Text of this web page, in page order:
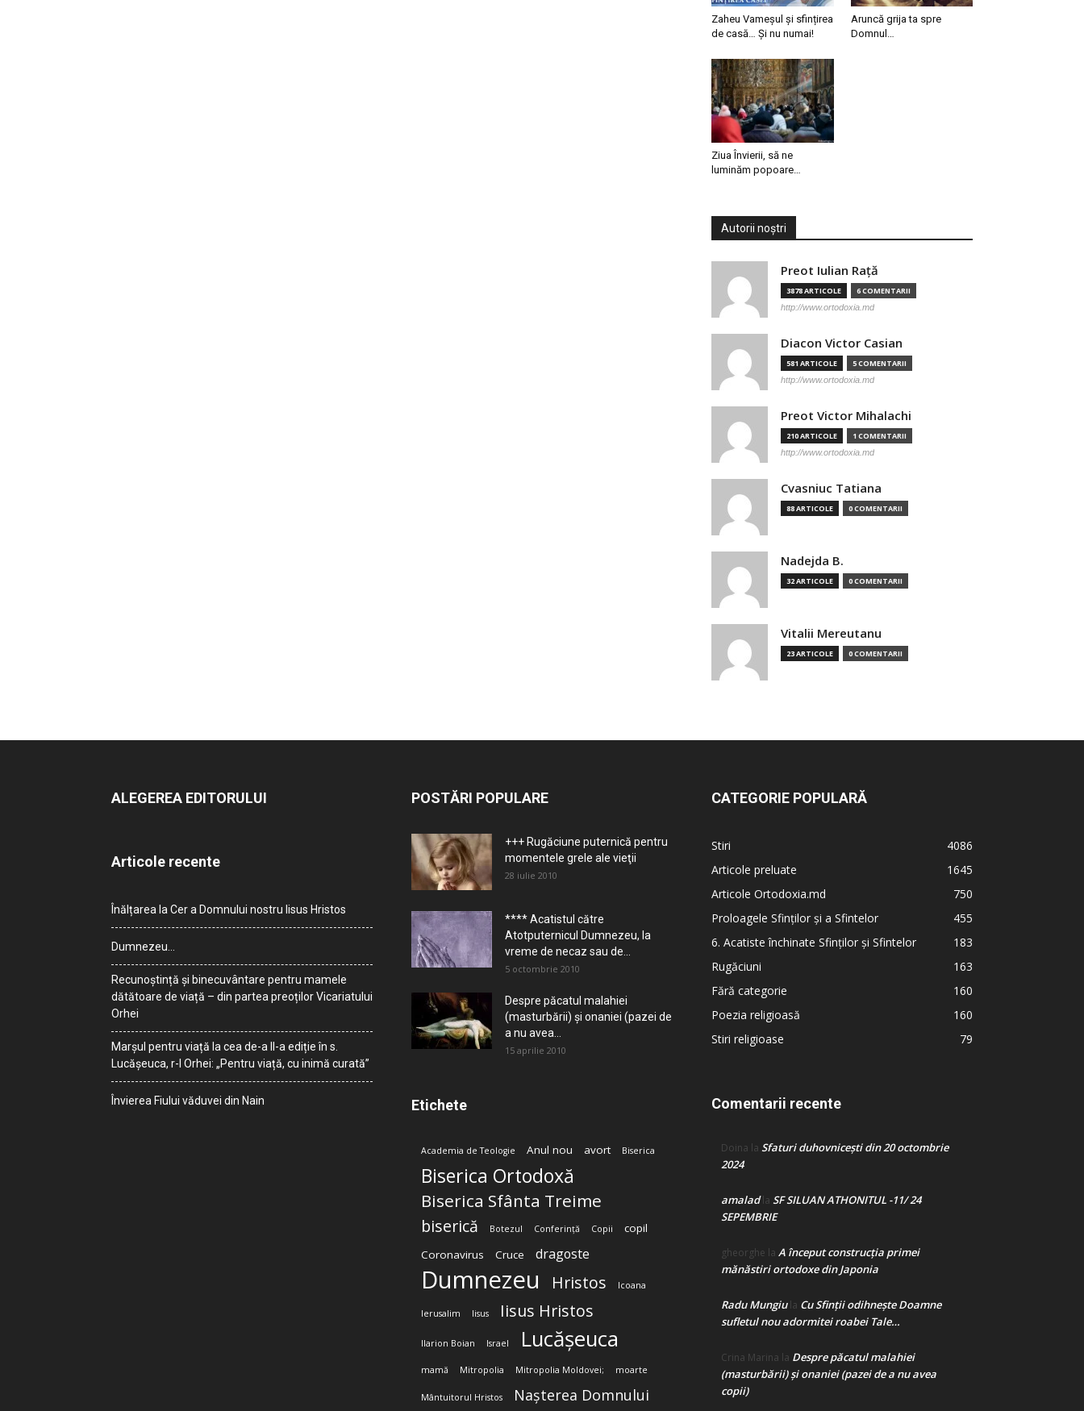
Zaheu Vameșul și sfințirea
de casă… Și nu numai!
Aruncă grija ta spre
Domnul…
Ziua Învierii, să ne
luminăm popoare…
Autorii noștri
Preot Iulian Raţă
3878 ARTICOLE 6 COMENTARII
http://www.ortodoxia.md
Diacon Victor Casian
581 ARTICOLE 5 COMENTARII
http://www.ortodoxia.md
Preot Victor Mihalachi
210 ARTICOLE 1 COMENTARII
http://www.ortodoxia.md
Cvasniuc Tatiana
88 ARTICOLE 0 COMENTARII
Nadejda B.
32 ARTICOLE 0 COMENTARII
Vitalii Mereutanu
23 ARTICOLE 0 COMENTARII
ALEGEREA EDITORULUI
Articole recente
Înălțarea la Cer a Domnului nostru Iisus Hristos
Dumnezeu…
Recunoștință și binecuvântare pentru mamele
dătătoare de viață – din partea preoților Vicariatului
Orhei
Marșul pentru viață la cea de-a II-a ediție în s.
Lucășeuca, r-l Orhei: „Pentru viață, cu inimă curată”
Învierea Fiului văduvei din Nain
POSTĂRI POPULARE
+++ Rugăciune puternică pentru
momentele grele ale vieţii
28 iulie 2010
**** Acatistul către
Atotputernicul Dumnezeu, la
vreme de necaz sau de...
5 octombrie 2010
Despre păcatul malahiei
(masturbării) şi onaniei (pazei de
a nu avea...
15 aprilie 2010
Etichete
Academia de Teologie Anul nou avort Biserica
Biserica Ortodoxă
Biserica Sfânta Treime
biserică Botezul Conferință Copii
copil
Coronavirus
Cruce dragoste
Dumnezeu Hristos Icoana
Ierusalim Iisus Iisus Hristos
Ilarion Boian Israel Lucășeuca
mamă Mitropolia Mitropolia Moldovei; moarte
Mântuitorul Hristos Nașterea Domnului
CATEGORIE POPULARĂ
Stiri
4086
Articole preluate
1645
Articole Ortodoxia.md
750
Proloagele Sfinților și a Sfintelor
455
6. Acatiste închinate Sfinților și Sfintelor
183
Rugăciuni
163
Fără categorie
160
Poezia religioasă
160
Stiri religioase
79
Comentarii recente
Doina la Sfaturi duhovnicești din 20 octombrie
2024
amaladla SF SILUAN ATHONITUL -11/ 24
SEPEMBRIE
gheorghe la A început construcţia primei
mănăstiri ortodoxe din Japonia
Radu Mungiula Cu Sfinții odihnește Doamne
sufletul nou adormitei roabei Tale…
Crina Marina la Despre păcatul malahiei
(masturbării) şi onaniei (pazei de a nu avea
copii)